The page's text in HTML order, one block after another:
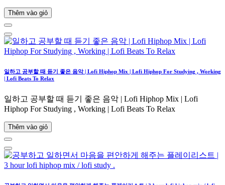
Thêm vào giỏ
일하고 공부할 때 듣기 좋은 음악 | Lofi Hiphop Mix | Lofi Hiphop For Studying , Working
| Lofi Beats To Relax
일하고 공부할 때 듣기 좋은 음악 | Lofi Hiphop Mix | Lofi
Hiphop For Studying , Working | Lofi Beats To Relax
Thêm vào giỏ